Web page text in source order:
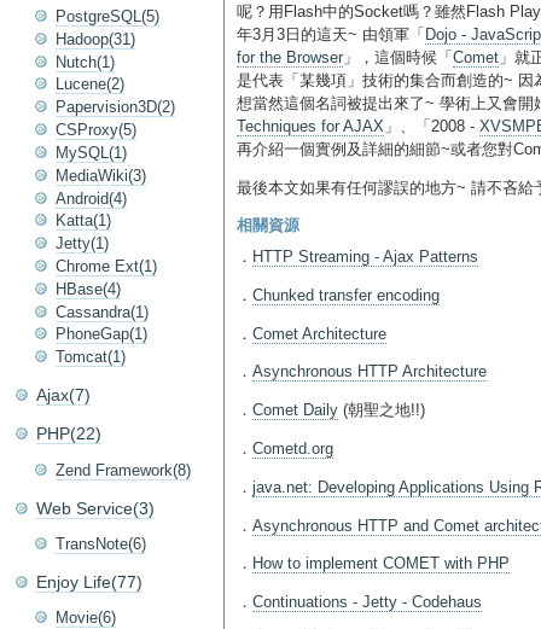
呢？用Flash中的Socket嗎？雖然Flash
年3月3日的這天~ 由領軍「 Dojo -
for the Browser 」，這個時候「 Comet 」就
是代表「某幾項」技術的集合而創造的~
想當然這個名詞被提出來了~ 學術上又會
Techniques for AJAX 」、「2008 -
再介紹一個實例及詳細的細節~或者您對
最後本文如果有任何謬誤的地方~ 請不吝給
相關資源
． HTTP Streaming - Ajax Patterns
． Chunked transfer encoding
． Comet Architecture
． Asynchronous HTTP Architecture
． Comet Daily (朝聖之地!!)
． Cometd.org
． java.net: Developing Applications Using
． Asynchronous HTTP and Comet
． How to implement COMET with PHP
． Continuations - Jetty - Codehaus
PostgreSQL(5)
Hadoop(31)
Nutch(1)
Lucene(2)
Papervision3D(2)
CSProxy(5)
MySQL(1)
MediaWiki(3)
Android(4)
Katta(1)
Jetty(1)
Chrome Ext(1)
HBase(4)
Cassandra(1)
PhoneGap(1)
Tomcat(1)
Ajax(7)
PHP(22)
Zend Framework(8)
Web Service(3)
TransNote(6)
Enjoy Life(77)
Movie(6)